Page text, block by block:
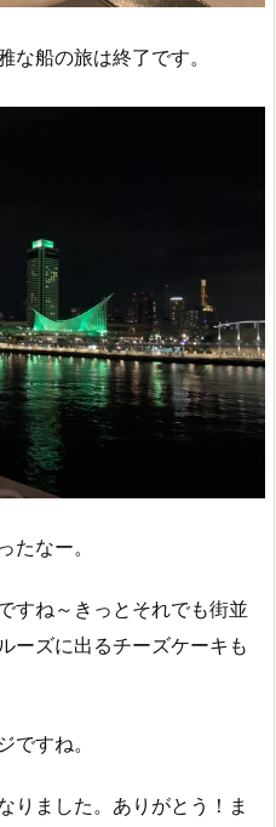
な船の旅は終了です。
たなー。
すね～きっとそれでも街並
ーズに出るチーズケーキも
ですね。
りました。ありがとう！ま